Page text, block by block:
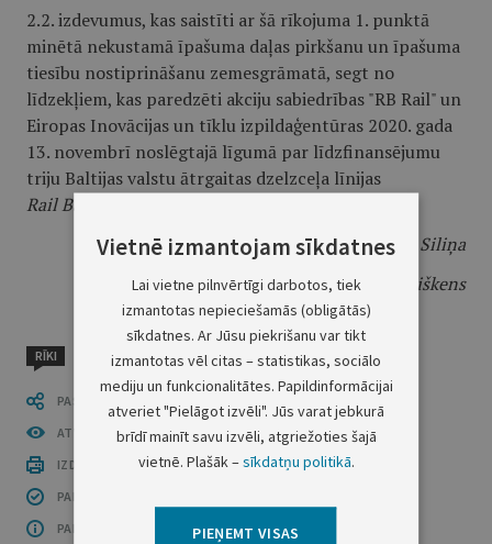
2.2. izdevumus, kas saistīti ar šā rīkojuma 1. punktā
minētā nekustamā īpašuma daļas pirkšanu un īpašuma
tiesību nostiprināšanu zemesgrāmatā, segt no
līdzekļiem, kas paredzēti akciju sabiedrības "RB Rail" un
Eiropas Inovācijas un tīklu izpildaģentūras 2020. gada
13. novembrī noslēgtajā līgumā par līdzfinansējumu
triju Baltijas valstu ātrgaitas dzelzceļa līnijas
Rail Baltica
Ministru prezidente
E. Siliņa
Satiksmes ministrs
K. Briškens
RĪKI
PASTĀSTI CITIEM
ATVĒRT PUBLIKĀCIJU (PDF)
IZDRUKĀT PUBLIKĀCIJU
PAR INFORMĀCIJAS DROŠĪBU
PAR ŠO GRUPU
Vietnē izmantojam sīkdatnes
Lai vietne pilnvērtīgi darbotos, tiek
izmantotas nepieciešamās (obligātās)
sīkdatnes. Ar Jūsu piekrišanu var tikt
izmantotas vēl citas – statistikas, sociālo
mediju un funkcionalitātes. Papildinformācijai
atveriet "Pielāgot izvēli". Jūs varat jebkurā
brīdī mainīt savu izvēli, atgriežoties šajā
vietnē. Plašāk –sīkdatņu politikā.
PIEŅEMT VISAS